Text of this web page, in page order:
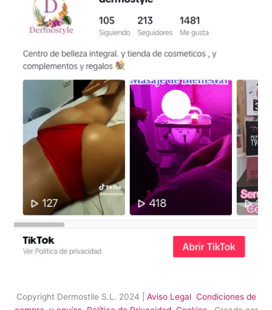
Copyright Dermostile S.L. 2024 | Aviso Legal Condiciones de